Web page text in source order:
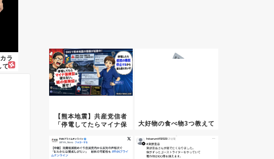
ラ
て
【熊本地震】共産党信者
「停電してたらマイナ保
大好物の食べ物3つ教えて